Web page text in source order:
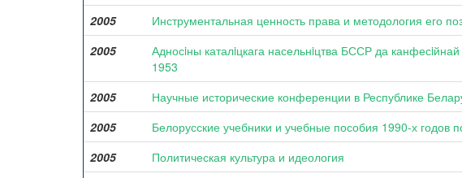
2005
Инструментальная ценность права и методология его
2005
Адносiны каталiцкага насельнiцтва БССР да
1953
2005 Научные исторические конференции в Республике
2005
Белорусские учебники и учебные пособия 1990-х годов
2005
Политическая культура и идеология